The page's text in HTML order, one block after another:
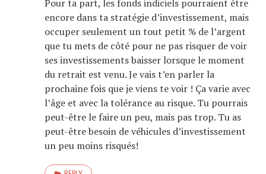
Pour ta part, les fonds indiciels pourraient être
encore dans ta stratégie d’investissement, mais
occuper seulement un tout petit % de l’argent
que tu mets de côté pour ne pas risquer de voir
ses investissements baisser lorsque le moment
du retrait est venu. Je vais t’en parler la
prochaine fois que je viens te voir ! Ça varie avec
l’âge et avec la tolérance au risque. Tu pourrais
peut-être le faire un peu, mais pas trop. Tu as
peut-être besoin de véhicules d’investissement
un peu moins risqués!